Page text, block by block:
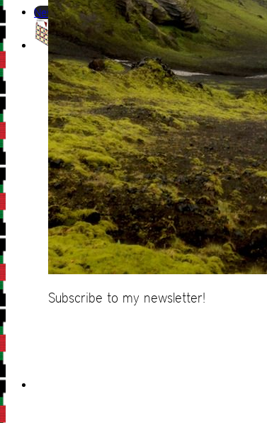
Newsletter
Subscribe to my newsletter!